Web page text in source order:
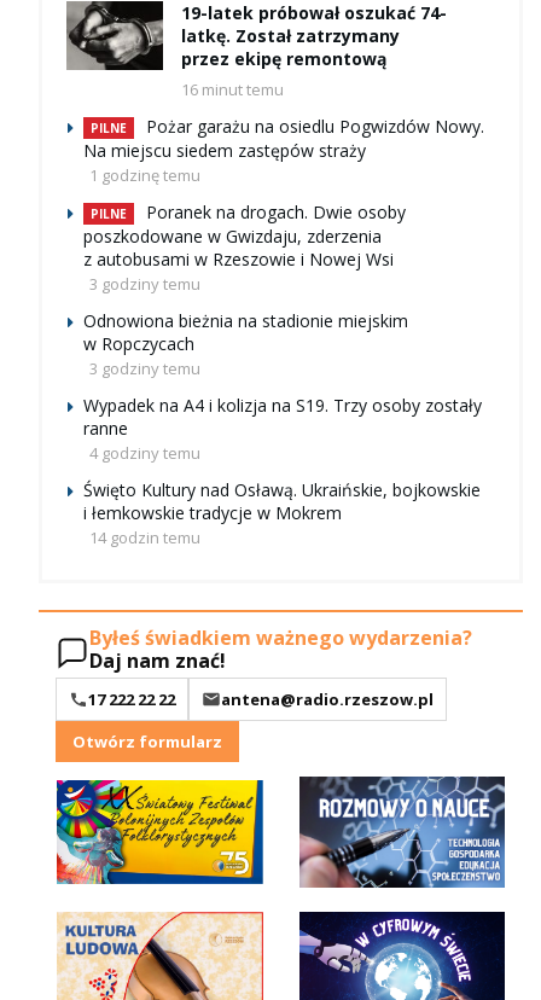
19-latek próbował oszukać 74-
latkę. Został zatrzymany
przez ekipę remontową
16 minut temu
PILNE
Pożar garażu na osiedlu Pogwizdów Nowy.
Na miejscu siedem zastępów straży
1 godzinę temu
PILNE
Poranek na drogach. Dwie osoby
poszkodowane w Gwizdaju, zderzenia
z autobusami w Rzeszowie i Nowej Wsi
3 godziny temu
Odnowiona bieżnia na stadionie miejskim
w Ropczycach
3 godziny temu
Wypadek na A4 i kolizja na S19. Trzy osoby zostały
ranne
4 godziny temu
Święto Kultury nad Osławą. Ukraińskie, bojkowskie
i łemkowskie tradycje w Mokrem
14 godzin temu
Byłeś świadkiem ważnego wydarzenia?
Daj nam znać!
17 222 22 22
antena@radio.rzeszow.pl
Otwórz formularz